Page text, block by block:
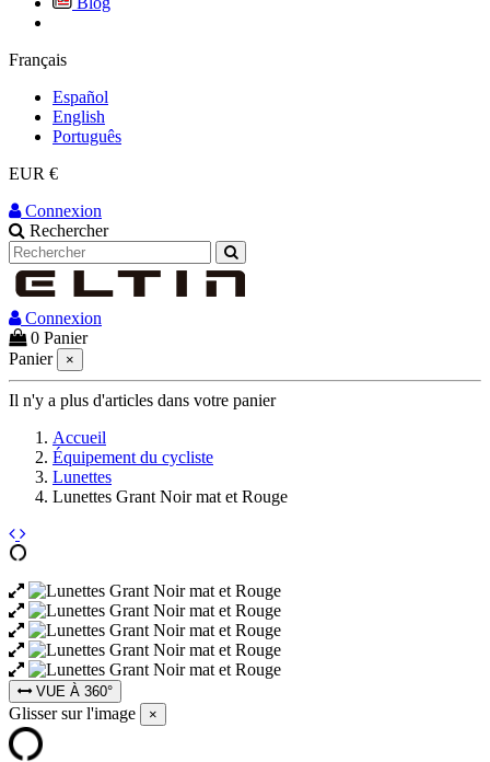
Français
Español
English
Português
EUR €
Connexion
Rechercher
Connexion
0 Panier
Panier
×
Il n'y a plus d'articles dans votre panier
Accueil
Équipement du cycliste
Lunettes
Lunettes Grant Noir mat et Rouge
VUE À 360°
Glisser sur l'image ×